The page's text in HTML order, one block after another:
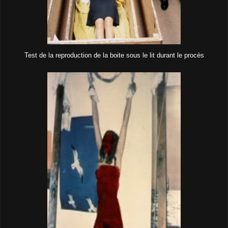
Test de la reproduction de la boite sous le lit durant le procès